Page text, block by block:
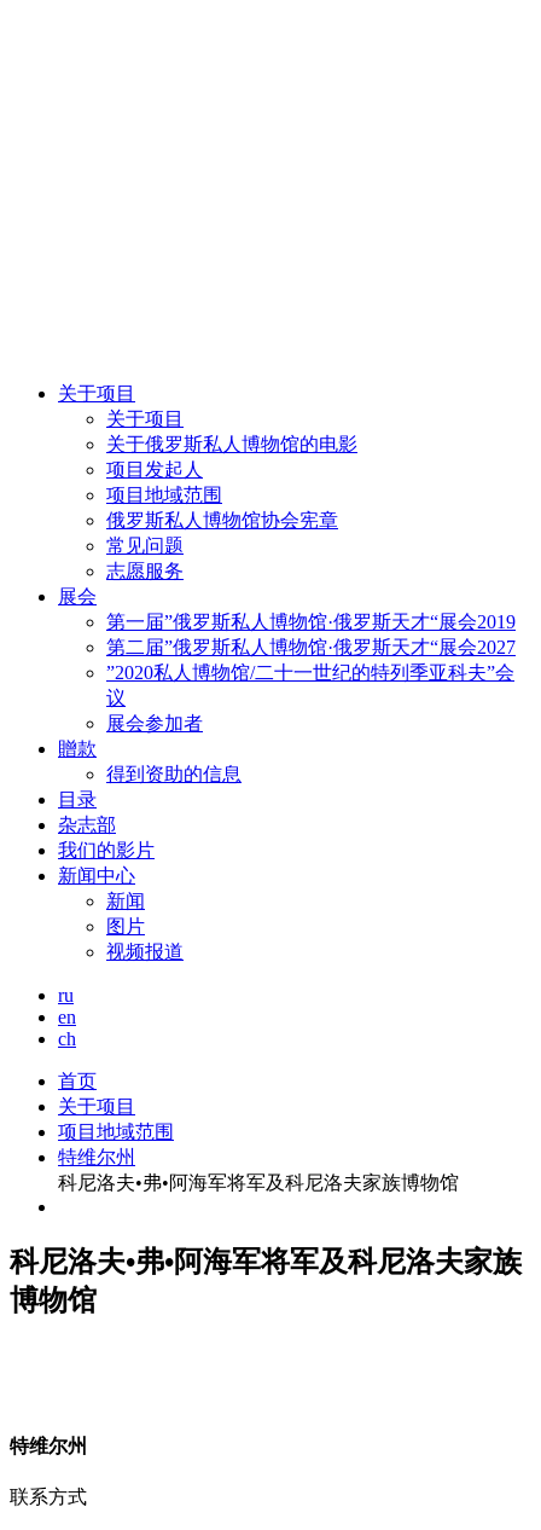
关于项目
关于项目
关于俄罗斯私人博物馆的电影
项目发起人
项目地域范围
俄罗斯私人博物馆协会宪章
常见问题
志愿服务
展会
第一届”俄罗斯私人博物馆·俄罗斯天才“展会2019
第二届”俄罗斯私人博物馆·俄罗斯天才“展会2027
”2020私人博物馆/二十一世纪的特列季亚科夫”会
议
展会参加者
贈款
得到资助的信息
目录
杂志部
我们的影片
新闻中心
新闻
图片
视频报道
ru
en
ch
首页
关于项目
项目地域范围
特维尔州
科尼洛夫•弗•阿海军将军及科尼洛夫家族博物馆
科尼洛夫•弗•阿海军将军及科尼洛夫家族
博物馆
特维尔州
联系方式